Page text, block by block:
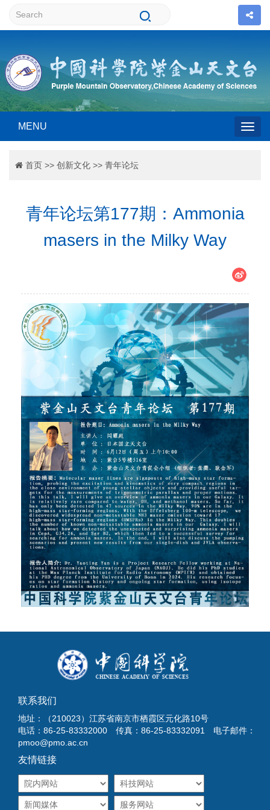
MENU
首页 >> 创新文化 >> 青年论坛
青年论坛第177期：Ammonia
masers in the Milky Way
联系我们
地址：（210023）江苏省南京市栖霞区元化路10号
电话：86-25-83332000 传真：86-25-83332091 电子邮件：
pmoo@pmo.ac.cn
友情链接